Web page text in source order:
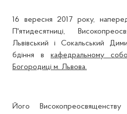
16 вересня 2017 року,
П'ятидесятниці,
Львівський і Сокальський
бдіння в кафедральному
Богородиці м. Львова.
Його